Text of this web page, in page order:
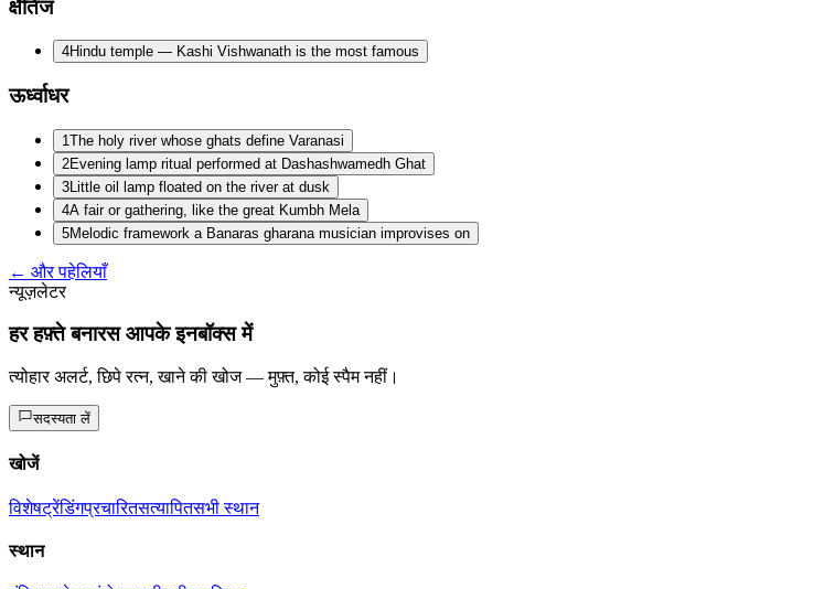
क्षैतिज
4Hindu temple — Kashi Vishwanath is the most famous
ऊर्ध्वाधर
1The holy river whose ghats define Varanasi
2Evening lamp ritual performed at Dashashwamedh Ghat
3Little oil lamp floated on the river at dusk
4A fair or gathering, like the great Kumbh Mela
5Melodic framework a Banaras gharana musician improvises on
← और पहेलियाँ
न्यूज़लेटर
हर हफ़्ते बनारस आपके इनबॉक्स में
त्योहार अलर्ट, छिपे रत्न, खाने की खोज — मुफ़्त, कोई स्पैम नहीं।
सदस्यता लें
खोजें
विशेषट्रेंडिंगप्रचारितसत्यापितसभी स्थान
स्थान